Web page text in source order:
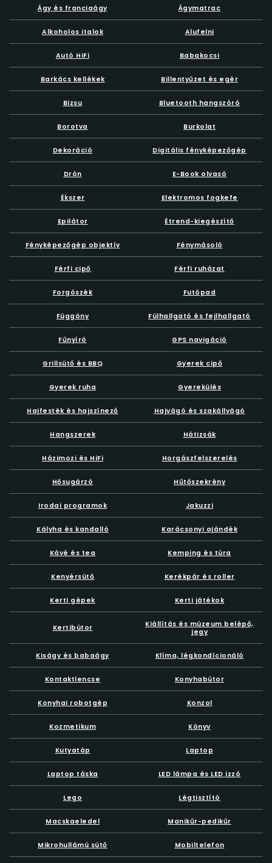
Ágy és franciaágy Ágymatrac
Alkoholos italok Alufelni
Autó HiFi Babakocsi
Barkács kellékek Billentyűzet és egér
Bizsu Bluetooth hangszóró
Borotva Burkolat
Dekoráció Digitális fényképezőgép
Drón E-Book olvasó
Ékszer Elektromos fogkefe
Epilátor Étrend-kiegészítő
Fényképezőgép objektív Fénymásoló
Férfi cipő Férfi ruházat
Forgószék Futópad
Függöny Fülhallgató és fejlhallgató
Fűnyíró GPS navigáció
Grillsütő és BBQ Gyerek cipő
Gyerek ruha Gyerekülés
Hajfesték és hajszínező Hajvágó és szakállvágó
Hangszerek Hátizsák
Házimozi és HiFi Horgászfelszerelés
Hősugárzó Hűtőszekrény
Irodai programok Jakuzzi
Kályha és kandalló Karácsonyi ajándék
Kávé és tea Kemping és túra
Kenyérsütő Kerékpár és roller
Kerti gépek Kerti játékok
Kertibútor
Kiállítás és múzeum belépő,
jegy
Kiságy és babaágy Klíma, légkondícionáló
Kontaktlencse Konyhabútor
Konyhai robotgép Konzol
Kozmetikum Könyv
Kutyatáp Laptop
Laptop táska LED lámpa és LED izzó
Lego Légtisztító
Macskaeledel Manikűr-pedikűr
Mikrohullámú sütő Mobiltelefon